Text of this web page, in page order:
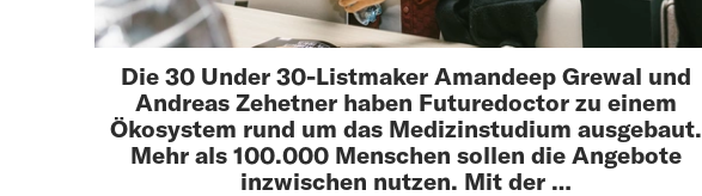
Die 30 Under 30-Listmaker Amandeep Grewal und
Andreas Zehetner haben Futuredoctor zu einem
Ökosystem rund um das Medizinstudium ausgebaut.
Mehr als 100.000 Menschen sollen die Angebote
inzwischen nutzen. Mit der …